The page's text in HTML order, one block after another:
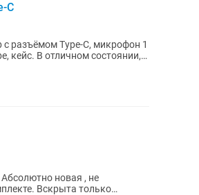
C
с разъёмом Type-C, микрофон 1
новая , не
Вскрыта только